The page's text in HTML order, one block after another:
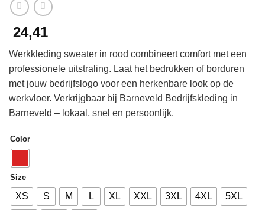
24,41
Werkkleding sweater in rood combineert comfort met een
professionele uitstraling. Laat het bedrukken of borduren
met jouw bedrijfslogo voor een herkenbare look op de
werkvloer. Verkrijgbaar bij Barneveld Bedrijfskleding in
Barneveld – lokaal, snel en persoonlijk.
Color
Size
XS S M L XL XXL 3XL 4XL 5XL